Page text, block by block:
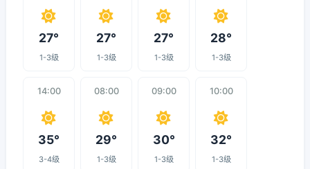
27°
1-3级
27°
1-3级
27°
1-3级
28°
1-3级
14:00
35°
3-4级
08:00
29°
1-3级
09:00
30°
1-3级
10:00
32°
1-3级